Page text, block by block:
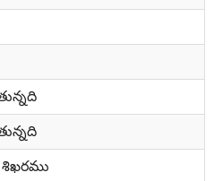
శిఖరము